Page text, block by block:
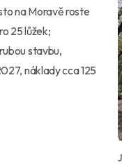
na Moravě roste
25 lůžek;
stavbu,
náklady cca 125